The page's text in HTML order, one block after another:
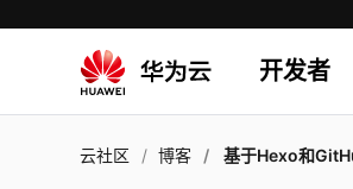
开发者
云社区 博客 基于Hexo和